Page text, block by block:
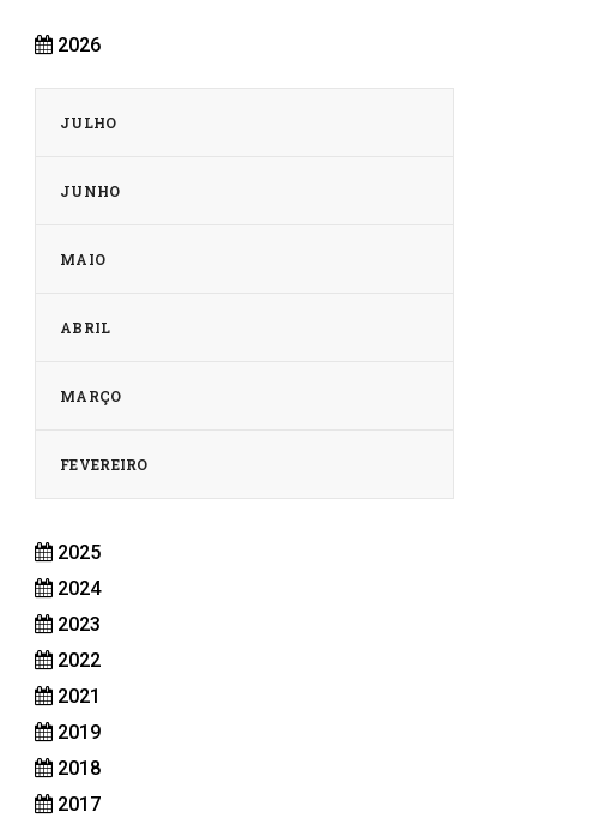
2026
JULHO
JUNHO
MAIO
ABRIL
MARÇO
FEVEREIRO
2025
2024
2023
2022
2021
2019
2018
2017